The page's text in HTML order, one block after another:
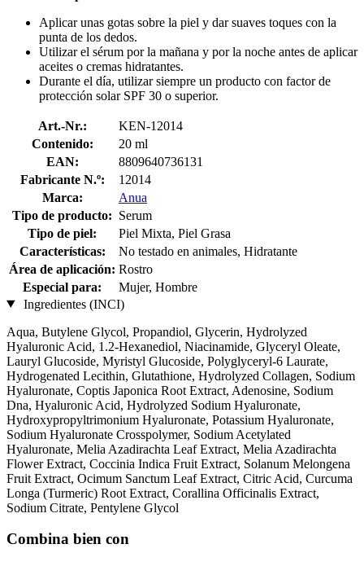
Aplicar unas gotas sobre la piel y dar suaves toques con la
punta de los dedos.
Utilizar el sérum por la mañana y por la noche antes de aplicar
aceites o cremas hidratantes.
Durante el día, utilizar siempre un producto con factor de
protección solar SPF 30 o superior.
Art.-Nr.:
KEN-12014
Contenido:
20 ml
EAN:
8809640736131
Fabricante N.º:
12014
Marca:
Anua
Tipo de producto: Serum
Tipo de piel:
Piel Mixta, Piel Grasa
Características:
No testado en animales, Hidratante
Área de aplicación: Rostro
Especial para:
Mujer, Hombre
Ingredientes (INCI)
Aqua, Butylene Glycol, Propandiol, Glycerin, Hydrolyzed
Hyaluronic Acid, 1.2-Hexanediol, Niacinamide, Glyceryl Oleate,
Lauryl Glucoside, Myristyl Glucoside, Polyglyceryl-6 Laurate,
Hydrogenated Lecithin, Glutathione, Hydrolyzed Collagen, Sodium
Hyaluronate, Coptis Japonica Root Extract, Adenosine, Sodium
Dna, Hyaluronic Acid, Hydrolyzed Sodium Hyaluronate,
Hydroxypropyltrimonium Hyaluronate, Potassium Hyaluronate,
Sodium Hyaluronate Crosspolymer, Sodium Acetylated
Hyaluronate, Melia Azadirachta Leaf Extract, Melia Azadirachta
Flower Extract, Coccinia Indica Fruit Extract, Solanum Melongena
Fruit Extract, Ocimum Sanctum Leaf Extract, Citric Acid, Curcuma
Longa (Turmeric) Root Extract, Corallina Officinalis Extract,
Sodium Citrate, Pentylene Glycol
Combina bien con